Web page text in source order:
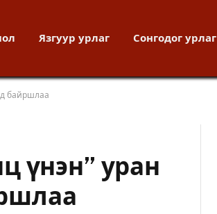
Язгуур урлаг Сонгодог урлаг
байршлаа
үнэн” уран